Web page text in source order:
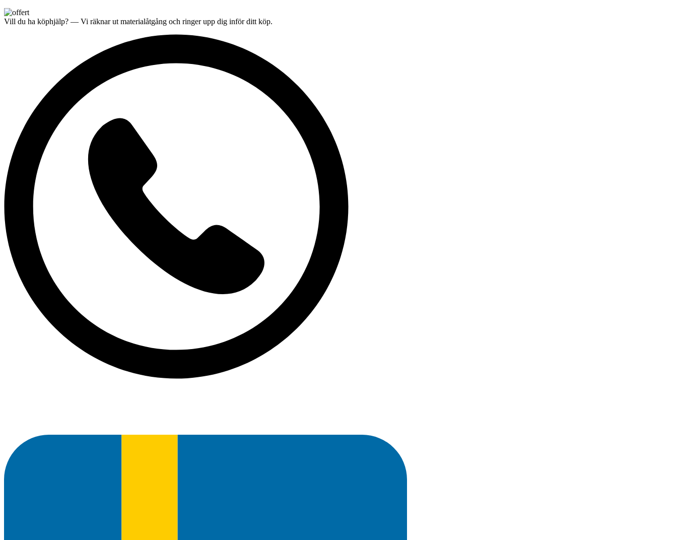
Vill du ha köphjälp? — Vi räknar ut materialåtgång och ringer upp dig inför ditt köp.